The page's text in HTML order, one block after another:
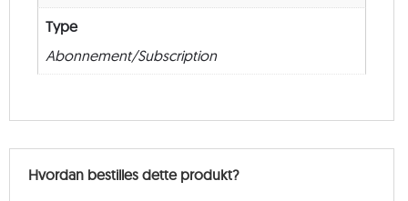
Type
Abonnement/Subscription
Hvordan bestilles dette produkt?